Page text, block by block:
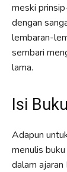
meski
dengan
lembaran-
sembari
lama.
Isi Buku
Adapun
menulis
dalam